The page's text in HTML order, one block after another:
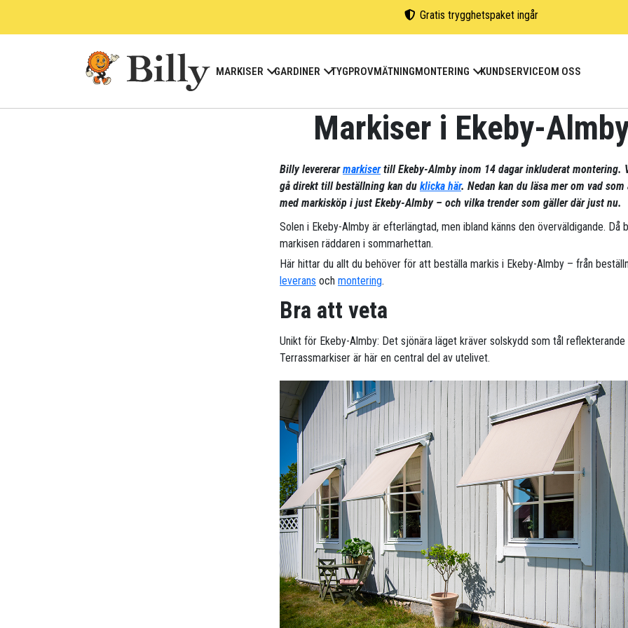
Gratis trygghetspaket ingår
MARKISER GARDINER TYGPROVMÄTNINGMONTERING KUNDSERVICEOM OSS
Markiser i Ekeby-
Billy levererarmarkisertill Ekeby-Almby inom 14 dagar inkluderat montering.
gå direkt till beställning kan du klicka här. Nedan kan du läsa mer om vad
med markisköp i just Ekeby-Almby – och vilka trender som gäller där just nu.
Solen i Ekeby-Almby är efterlängtad, men ibland känns den överväldigande. Då
markisen räddaren i sommarhettan.
Här hittar du allt du behöver för att beställa markis i Ekeby-Almby – från
leverans och montering.
Bra att veta
Unikt för Ekeby-Almby: Det sjönära läget kräver solskydd som tål reflekterande
Terrassmarkiser är här en central del av utelivet.